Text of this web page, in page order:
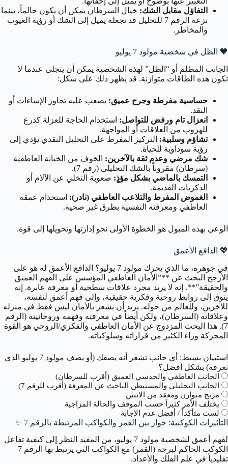
التفاؤل مقابل الشك: خيال السرطان يمكن أن يكون حالماً، بينما
نزعة الرقم 7 للتحليل قد تجعله يميل إلى الشك أو رؤية العيوب
والمخاطر.
🖤 الظل في شخصية مولود 7 يوليو
الجانب المظلم أو “الظل” لهذه الشخصية يمكن أن يتجلى عندما لا
تكون هذه الطاقات متوازنة. قد يظهر ذلك على شكل:
حساسية مفرطة وجرح عميق: يصعب عليه تجاوز الإساءات أو
النقد.
انعزال تام ورفض للتواصل: استخدام الحاجة للعزلة كدرع
للهروب من العلاقات أو المواجهة.
تشاؤم وسلبية: التركيز المفرط على التحليل النقدي يؤدي إلى
رؤية سوداوية للحياة.
شك مرضي وعدم ثقة بالآخرين: الخوف من الخيانة العاطفية
(سرطان) مقروناً بالشك التحليلي (رقم 7).
التمسك بالماضي بشكل مؤذٍ: صعوبة التخلي عن الآلام أو
الذكريات القديمة.
الغموض المفرط والتلاعب العاطفي (نادر): استخدام عمقه
العاطفي ومعرفته النفسية بطرق غير صحية.
الوعي بهذه الميول هو الخطوة الأولى نحو إدارتها وتحويلها إلى قوة.
💖 الدافع الأعمق
في جوهره، ما الذي يحرك مولود 7 يوليو؟ الدافع الأعمق له هو على
الأرجح البحث عن **”الأمان العاطفي المؤسس على الفهم العميق
والحقيقة”**. إنه لا يريد مجرد علاقات سطحية أو معرفة عابرة. إنه
يتوق إلى روابط روحية وفكرية حقيقية، وإلى فهم أعمق لنفسه،
للآخرين، وللعالم من حوله. يريد أن يشعر بالأمان ليس فقط في منزله
وعلاقاته (السرطان)، ولكن أيضاً في معرفته وفهمه وروحانيته (الرقم
7). هذا البحث المزدوج عن الأمان العاطفي والفكري/الروحي هو القوة
المحركة وراء الكثير من قراراته وسلوكياته.
استبيان بسيط: أي جانب تشعر أنه يصفك (أو يصف مولود 7 يوليو الذي
تعرفه) بشكل أفضل؟
الجانب العاطفي والحدسي العميق (أقرب للسرطان)
الجانب التحليلي والمستبطن الباحث عن المعرفة (أقرب للرقم 7)
مزيج متوازن ومعقد من الاثنين
يختلف الأمر كثيراً حسب الموقف والحالة المزاجية
لست متأكداً / أفضل عدم الإجابة
التأثيرات الكوكبية: حوار بين القمر والكواكب المرتبطة بالرقم 7
✨
لفهم أعمق لشخصية مولود 7 يوليو، من المفيد النظر إلى كيفية تفاعل
الكوكب الحاكم لبرجه (القمر) مع الكواكب التي يرتبط بها الرقم 7
تقليدياً في علم الفلك والأعداد.